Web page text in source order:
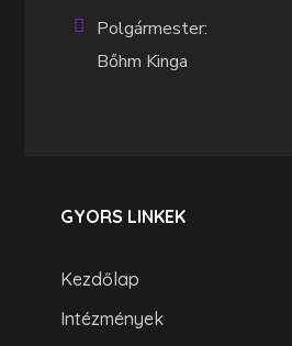
Polgármester:
Bőhm Kinga
GYORS LINKEK
Kezdőlap
Intézmények